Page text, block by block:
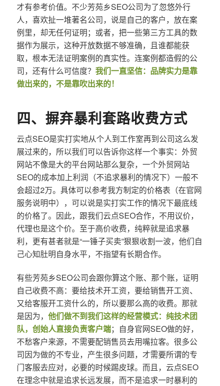
才有参考价值。不少芳苑乡SEO公司为了忽悠外行
人，喜欢扯一堆著名公司，说是自己的客户，放在案
例里，却无任何证明；或者，把一些第三方工具的数
据作为展示，这种开放数据不够准确，且谁都能获
取，根本无法证明案例的真实性。连案例都造假的公
司，还有什么可信度？ 我们一直坚信：品牌实力是靠
做出来的，不是靠吹出来的！
四、摒弃暴利套路收费方式
云点SEO是实打实地从个人到工作室再到公司这么发
展过来的，所以我们可以告诉你这样一个事实：外贸
网站不像是大的平台网站那么复杂，一个外贸网站
SEO的成本加上利润（不追求暴利的情况下）一般不
会超过2万。具体可以参考我方制定的价格表（在官网
服务说明中），可以说是实打实工作的情况下最底线
的价格了。因此，跟我们云点SEO合作，不用议价，
代理也是这个价。至于高价收费，纯粹就是追求暴
利，更有甚者就是“一锤子买卖”狠狠收割一波，他们自
己心知肚明自身水平，不指望有长期合作。
有些芳苑乡SEO公司会跟你算这个账、那个账，证明
自己收费不高：要给技术开工资，要给销售开工资、
又给客服开工资什么的，所以要那么高的收费。那就
是因为， 他们做不到我们这样的经营模式：纯技术团
队，创始人直接负责客户端；自身官网SEO做的好，
不愁客户来源，不需要配销售员去用嘴拉客。很多公
司因为做的不专业，产生很多问题，才需要所谓的专
门客服去应对，必要的时候踢皮球。而且，云点SEO
在理念中就是追求长远发展，而不是追求一时暴利的